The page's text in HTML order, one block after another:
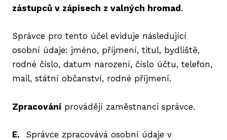
zástupců v zápisech z valných hromad .
Správce pro tento účel eviduje následující
osobní údaje: jméno, příjmení, titul, bydliště,
rodné číslo, datum narození, číslo účtu, telefon,
mail, státní občanství, rodné příjmení.
Zpracování provádějí zaměstnanci správce.
E. Správce zpracovává osobní údaje v